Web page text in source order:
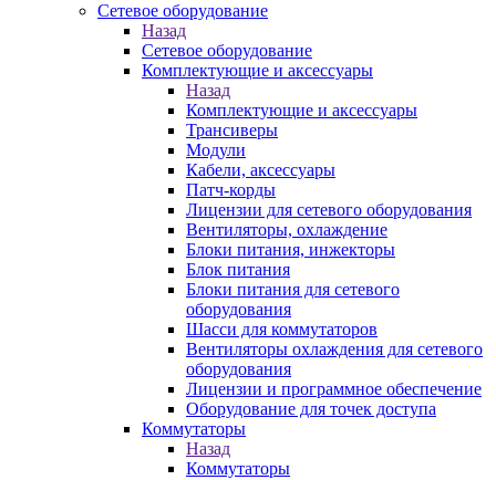
Сетевое оборудование
Назад
Сетевое оборудование
Комплектующие и аксессуары
Назад
Комплектующие и аксессуары
Трансиверы
Модули
Кабели, аксессуары
Патч-корды
Лицензии для сетевого оборудования
Вентиляторы, охлаждение
Блоки питания, инжекторы
Блок питания
Блоки питания для сетевого
оборудования
Шасси для коммутаторов
Вентиляторы охлаждения для сетевого
оборудования
Лицензии и программное обеспечение
Оборудование для точек доступа
Коммутаторы
Назад
Коммутаторы